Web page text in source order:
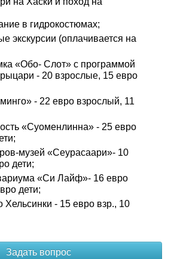
в гидрокостюмах;
экскурсии (оплачивается на
«Обо- Слот» с программой
- 20 взрослые, 15 евро
- 22 евро взрослый, 11
«Суоменлинна» - 25 евро
музей «Сеурасаари»- 10
дети;
«Си Лайф»- 16 евро
дети;
- 15 евро взр., 10